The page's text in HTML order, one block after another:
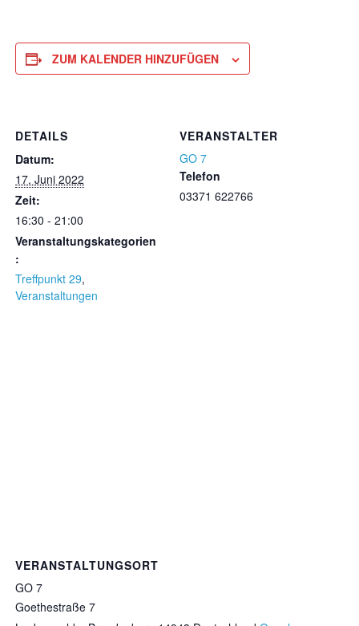
ZUM KALENDER HINZUFÜGEN
DETAILS
Datum:
17. Juni 2022
Zeit:
16:30 - 21:00
Veranstaltungskategorien
:
Treffpunkt 29,
Veranstaltungen
VERANSTALTER
GO 7
Telefon
03371 622766
VERANSTALTUNGSORT
GO 7
Goethestraße 7